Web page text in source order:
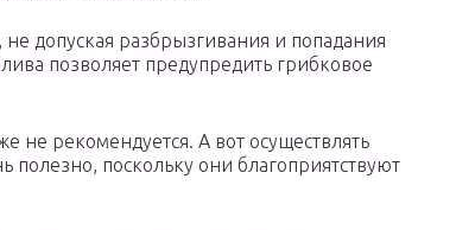
допуская разбрызгивания и попадания
позволяет предупредить грибковое
не рекомендуется. А вот осуществлять
поскольку они благоприятствуют